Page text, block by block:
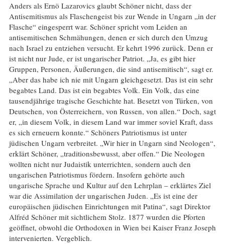
Anders als Ernö Lazarovics glaubt Schöner nicht, dass der
Antisemitismus als Flaschengeist bis zur Wende in Ungarn „in der
Flasche“ eingesperrt war. Schöner spricht vom Leiden an
antisemitischen Schmähungen, denen er sich durch den Umzug
nach Israel zu entziehen versucht. Er kehrt 1996 zurück. Denn er
ist nicht nur Jude, er ist ungarischer Patriot. „Ja, es gibt hier
Gruppen, Personen, Äußerungen, die sind antisemitisch“, sagt er.
„Aber das habe ich nie mit Ungarn gleichgesetzt. Das ist ein sehr
begabtes Land. Das ist ein begabtes Volk. Ein Volk, das eine
tausendjährige tragische Geschichte hat. Besetzt von Türken, von
Deutschen, von Österreichern, von Russen, von allen.“ Doch, sagt
er, „in diesem Volk, in diesem Land war immer soviel Kraft, dass
es sich erneuern konnte.“ Schöners Patriotismus ist unter
jüdischen Ungarn verbreitet. „Wir hier in Ungarn sind Neologen“,
erklärt Schöner, „traditionsbewusst, aber offen.“ Die Neologen
wollten nicht nur Judaistik unterrichten, sondern auch den
ungarischen Patriotismus fördern. Insofern gehörte auch
ungarische Sprache und Kultur auf den Lehrplan – erklärtes Ziel
war die Assimilation der ungarischen Juden. „Es ist eine der
europäischen jüdischen Einrichtungen mit Patina“, sagt Direktor
Alfréd Schöner mit sichtlichem Stolz. 1877 wurden die Pforten
geöffnet, obwohl die Orthodoxen in Wien bei Kaiser Franz Joseph
intervenierten. Vergeblich.